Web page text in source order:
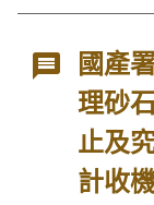
國產
理砂
止及
計收